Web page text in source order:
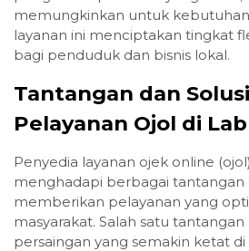
memungkinkan untuk
layanan ini menciptakan tingkat
bagi penduduk dan bisnis lokal.
Tantangan dan
Pelayanan Ojol di
Penyedia layanan ojek online
menghadapi berbagai tantangan
memberikan pelayanan yang
masyarakat. Salah satu
persaingan yang semakin ketat